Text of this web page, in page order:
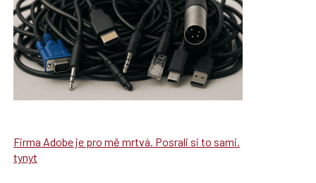
Firma Adobe je pro mě mrtvá. Posrali si to sami.
tynyt